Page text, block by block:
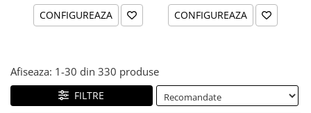
CONFIGUREAZA CONFIGUREAZA
Afiseaza: 1-30 din 330 produse
FILTRE